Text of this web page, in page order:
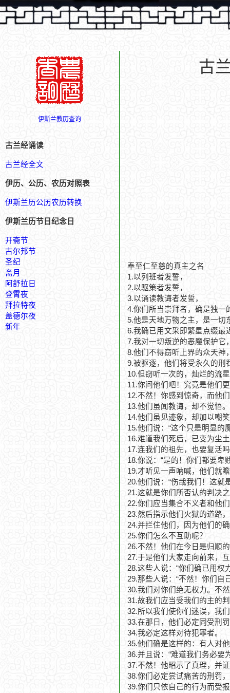
伊斯兰教历查询
古兰经诵读
古兰经全文
伊历、公历、农历对照表
伊斯兰历公历农历转换
伊斯兰历节日纪念日
开斋节
古尔邦节
圣纪
斋月
阿舒拉日
登霄夜
拜拉特夜
盖德尔夜
新年
古
奉至仁至慈的真主之名
1.以列班者发誓，
2.以驱策者发誓，
3.以诵读教诲者发誓，
4.你们所当崇拜者，确是独一
5.他是天地万物之主，是一切
6.我确已用文采即繁星点缀最
7.我对一切叛逆的恶魔保护它
8.他们不得窃听上界的众天神
9.被驱逐，他们将受永久的刑
10.但窃听一次的，灿烂的流
11.你问他们吧！究竟是他们
12.不然！你感到惊奇，而他
13.他们虽闻教诲，却不觉悟。
14.他们虽见迹象，却加以嘲
15.他们说：“这个只是明显的
16.难道我们死后，已变为尘
17.连我们的祖先，也要复活吗
18.你说：“是的！你们都要卑
19.才听见一声呐喊，他们就
20.他们说：“伤哉我们！这就
21.这就是你们所否认的判决
22.你们应当集合不义者和他
23.然后指示他们火狱的道路，
24.并拦住他们，因为他们的
25.你们怎么不互助呢？
26.不然！他们在今日是归顺
27.于是他们大家走向前来，
28.这些人说：“你们确已用权
29.那些人说：“不然！你们自
30.我们对你们绝无权力。不
31.故我们应当受我们的主的
32.所以我们使你们迷误，我
33.在那日，他们必定同受刑
34.我必定这样对待犯罪者。
35.他们确是这样的：有人对
36.并且说：“难道我们务必要
37.不然！他昭示了真理，并
38.你们必定尝试痛苦的刑罚，
39.你们只依自己的行为而受